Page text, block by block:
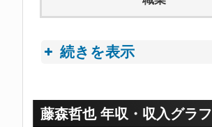
続きを表示
プロフィールトピック
藤森哲也 年収・収入グラフ